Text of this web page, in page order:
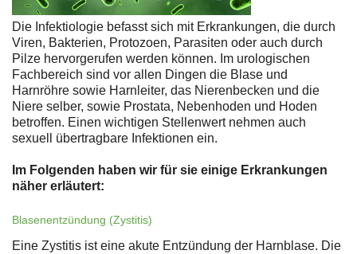
Die Infektiologie befasst sich mit Erkrankungen, die durch
Viren, Bakterien, Protozoen, Parasiten oder auch durch
Pilze hervorgerufen werden können. Im urologischen
Fachbereich sind vor allen Dingen die Blase und
Harnröhre sowie Harnleiter, das Nierenbecken und die
Niere selber, sowie Prostata, Nebenhoden und Hoden
betroffen. Einen wichtigen Stellenwert nehmen auch
sexuell übertragbare Infektionen ein.
Im Folgenden haben wir für sie einige Erkrankungen
näher erläutert:
Blasenentzündung (Zystitis)
Eine Zystitis ist eine akute Entzündung der Harnblase. Die